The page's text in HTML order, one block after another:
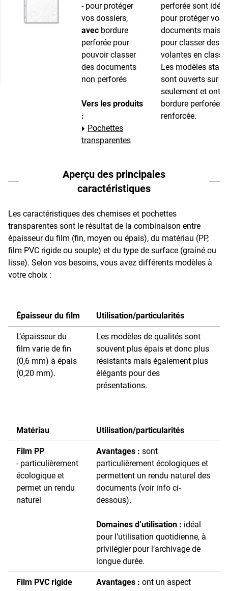
- pour protéger
vos dossiers,
avec bordure
perforée pour
pouvoir classer
des documents
non perforés
Vers les produits
:
Pochettes
transparentes
perforée sont
pour protéger vos
documents mais
pour classer des
volantes en
Les modèles
sont ouverts sur
seulement et ont
bordure perforée
renforcée.
Aperçu des principales
caractéristiques
Les caractéristiques des chemises et pochettes
transparentes sont le résultat de la combinaison entre
épaisseur du film (fin, moyen ou épais), du matériau (PP,
film PVC rigide ou souple) et du type de surface (grainé ou
lisse). Selon vos besoins, vous avez différents modèles à
votre choix :
Épaisseur du film Utilisation/particularités
L’épaisseur du
film varie de fin
(0,6 mm) à épais
(0,20 mm).
Les modèles de qualités sont
souvent plus épais et donc plus
résistants mais également plus
élégants pour des
présentations.
Matériau Utilisation/particularités
Film PP
- particulièrement
écologique et
permet un rendu
naturel
Avantages : sont
particulièrement écologiques et
permettent un rendu naturel des
documents (voir info ci-
dessous).
Domaines d’utilisation : idéal
pour l’utilisation quotidienne, à
privilégier pour l’archivage de
longue durée.
Film PVC rigide
Avantages : ont un aspect